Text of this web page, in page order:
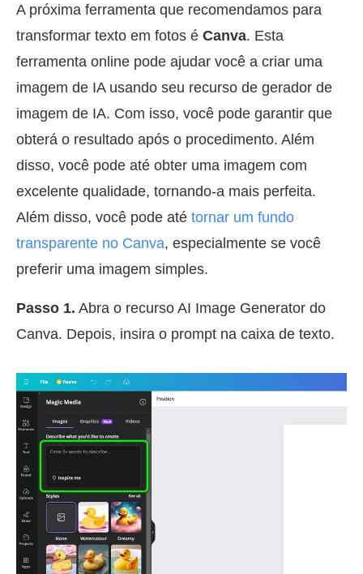
A próxima ferramenta que recomendamos para
transformar texto em fotos é Canva. Esta
ferramenta online pode ajudar você a criar uma
imagem de IA usando seu recurso de gerador de
imagem de IA. Com isso, você pode garantir que
obterá o resultado após o procedimento. Além
disso, você pode até obter uma imagem com
excelente qualidade, tornando-a mais perfeita.
Além disso, você pode até tornar um fundo
transparente no Canva, especialmente se você
preferir uma imagem simples.
Passo 1. Abra o recurso AI Image Generator do
Canva. Depois, insira o prompt na caixa de texto.